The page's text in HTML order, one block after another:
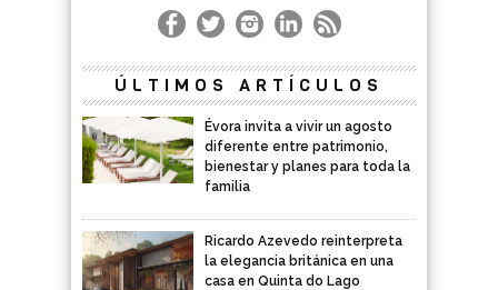
ÚLTIMOS ARTÍCULOS
Évora invita a vivir un agosto
diferente entre patrimonio,
bienestar y planes para toda la
familia
Ricardo Azevedo reinterpreta
la elegancia británica en una
casa en Quinta do Lago